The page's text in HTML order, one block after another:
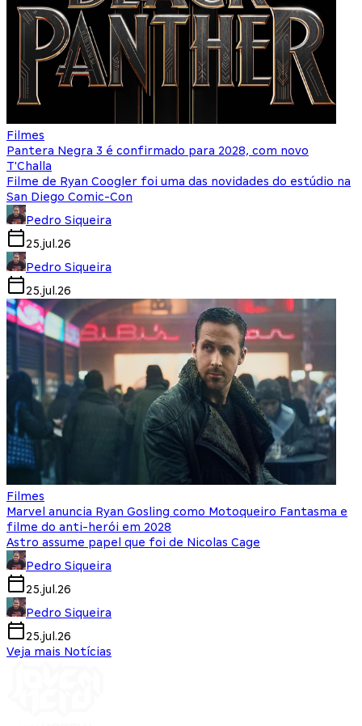
Filmes
Pantera Negra 3 é confirmado para 2028, com novo
T'Challa
Filme de Ryan Coogler foi uma das novidades do estúdio na
San Diego Comic-Con
Pedro Siqueira
25.jul.26
Pedro Siqueira
25.jul.26
Filmes
Marvel anuncia Ryan Gosling como Motoqueiro Fantasma e
filme do anti-herói em 2028
Astro assume papel que foi de Nicolas Cage
Pedro Siqueira
25.jul.26
Pedro Siqueira
25.jul.26
Veja mais Notícias